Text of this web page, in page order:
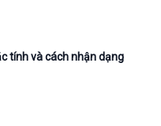
tính và cách nhận dạng